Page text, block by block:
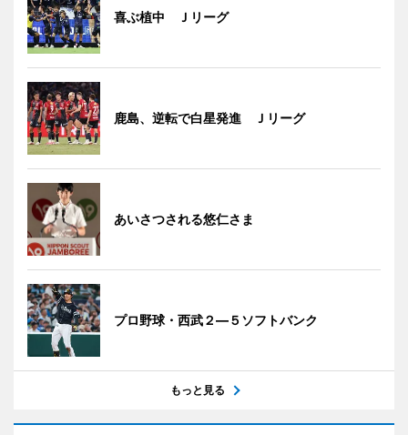
喜ぶ植中 Ｊリーグ
鹿島、逆転で白星発進 Ｊリーグ
あいさつされる悠仁さま
プロ野球・西武２―５ソフトバンク
もっと見る